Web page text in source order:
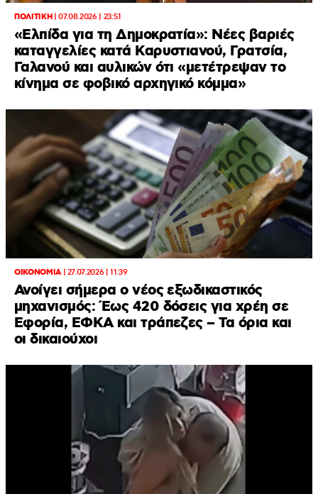
ΠΟΛΙΤΙΚΗ|07.08.2026 | 23:51
«Ελπίδα για τη Δημοκρατία»: Νέες βαριές
καταγγελίες κατά Καρυστιανού, Γρατσία,
Γαλανού και αυλικών ότι «μετέτρεψαν το
κίνημα σε φοβικό αρχηγικό κόμμα»
ΟΙΚΟΝΟΜΙΑ| 27.07.2026 | 11:39
Ανοίγει σήμερα ο νέος εξωδικαστικός
μηχανισμός: Έως 420 δόσεις για χρέη σε
Εφορία, ΕΦΚΑ και τράπεζες – Τα όρια και
οι δικαιούχοι